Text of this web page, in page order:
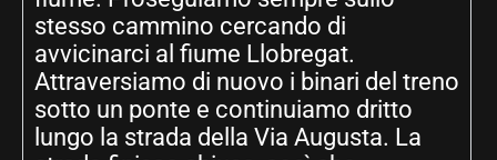
stesso cammino cercando di
avvicinarci al fiume Llobregat.
Attraversiamo di nuovo i binari del treno
sotto un ponte e continuiamo dritto
lungo la strada della Via Augusta. La